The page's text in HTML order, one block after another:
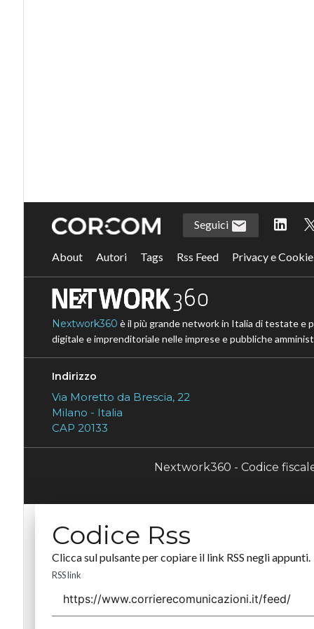
Seguici
About Autori Tags Rss Feed Privacy e
Nextwork360 è il più grande network in Italia di testate e
digitale e imprenditoriale nelle imprese e pubbliche
Indirizzo
Via Moretto da Brescia, 22
Milano - Italia
CAP 20133
Nextwork360 - Codice
Codice Rss
Clicca sul pulsante per copiare il link RSS negli appunti.
RSS link